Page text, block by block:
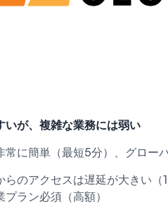
いが、複雑な業務には弱い
常に簡単（最短5分）、グロー
らのアクセスは遅延が大きい
ラン必須（高額）